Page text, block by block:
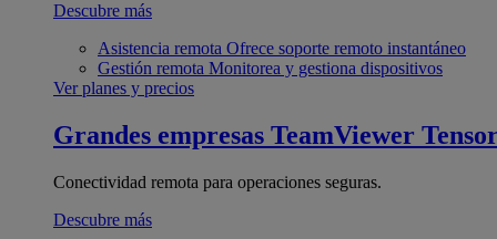
Descubre más
Asistencia remota Ofrece soporte remoto instantáneo
Gestión remota Monitorea y gestiona dispositivos
Ver planes y precios
Grandes empresas TeamViewer Tensor
Conectividad remota para operaciones seguras.
Descubre más